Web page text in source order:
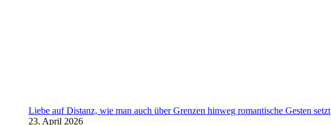
Liebe auf Distanz, wie man auch über Grenzen hinweg romantische Gesten setzt
23. April 2026